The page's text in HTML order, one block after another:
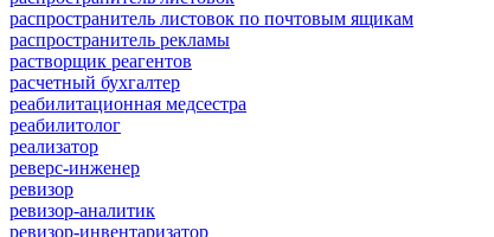
распространитель листовок по почтовым ящикам
распространитель рекламы
растворщик реагентов
расчетный бухгалтер
реабилитационная медсестра
реабилитолог
реализатор
реверс-инженер
ревизор
ревизор-аналитик
ревизор-инвентаризатор